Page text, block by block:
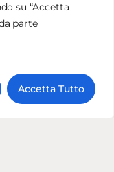
su “Accetta
parte
Accetta Tutto